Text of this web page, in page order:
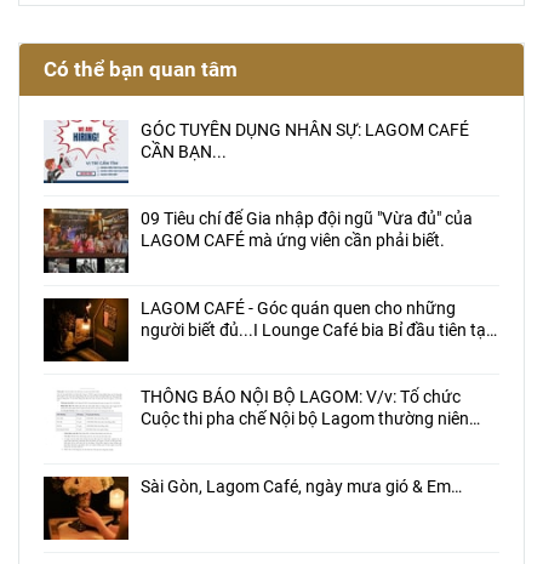
Có thể bạn quan tâm
GÓC TUYỂN DỤNG NHÂN SỰ: LAGOM CAFÉ
CẦN BẠN...
09 Tiêu chí để Gia nhập đội ngũ "Vừa đủ" của
LAGOM CAFÉ mà ứng viên cần phải biết.
LAGOM CAFÉ - Góc quán quen cho những
người biết đủ...I Lounge Café bia Bỉ đầu tiên tại
THÔNG BÁO NỘI BỘ LAGOM: V/v: Tổ chức
Cuộc thi pha chế Nội bộ Lagom thường niên
Sài Gòn, Lagom Café, ngày mưa gió & Em…